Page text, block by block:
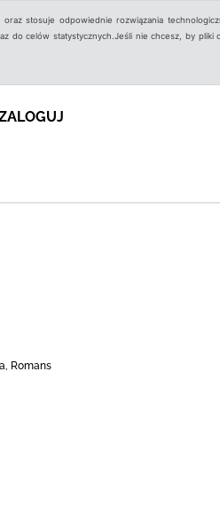
stosuje odpowiednie rozwiązania
celów statystycznych.Jeśli nie chcesz, by pliki
Romans